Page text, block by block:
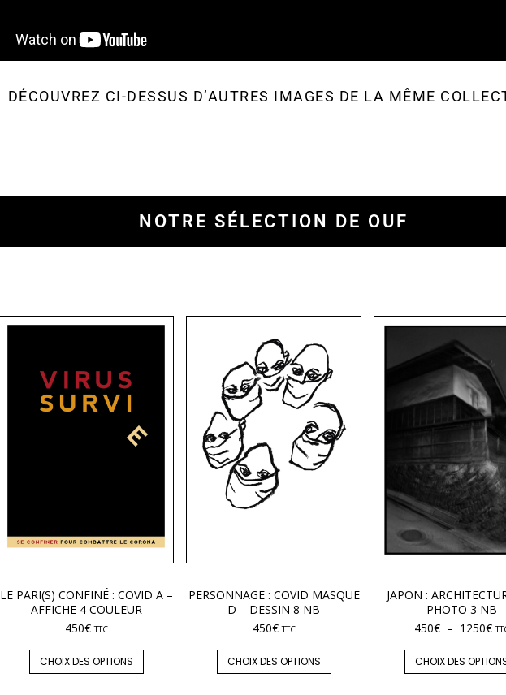
DÉCOUVREZ CI-DESSUS D’AUTRES IMAGES DE LA MÊME
NOTRE SÉLECTION DE OUF
LE PARI(S) CONFINÉ : COVID A –
AFFICHE 4 COULEUR
450€ TTC
CHOIX DES OPTIONS
PERSONNAGE : COVID MASQUE
D – DESSIN 8 NB
450€ TTC
CHOIX DES OPTIONS
JAPON :
PHOTO 3 NB
450€ – 1250€
CHOIX DES